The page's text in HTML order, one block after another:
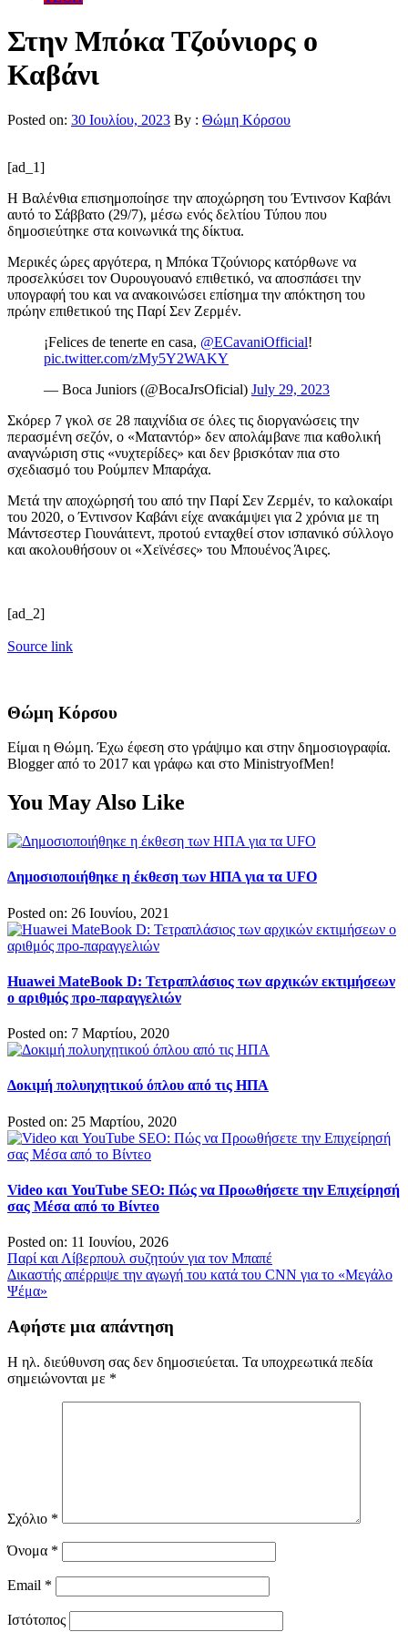
Στην Μπόκα Τζούνιορς ο
Καβάνι
Posted on: 30 Ιουλίου, 2023 By : Θώμη Κόρσου
[ad_1]
Η Βαλένθια επισημοποίησε την αποχώρηση του Έντινσον Καβάνι
αυτό το Σάββατο (29/7), μέσω ενός δελτίου Τύπου που
δημοσιεύτηκε στα κοινωνικά της δίκτυα.
Μερικές ώρες αργότερα, η Μπόκα Τζούνιορς κατόρθωνε να
προσελκύσει τον Ουρουγουανό επιθετικό, να αποσπάσει την
υπογραφή του και να ανακοινώσει επίσημα την απόκτηση του
πρώην επιθετικού της Παρί Σεν Ζερμέν.
¡Felices de tenerte en casa, @ECavaniOfficial!
pic.twitter.com/zMy5Y2WAKY
— Boca Juniors (@BocaJrsOficial) July 29, 2023
Σκόρερ 7 γκολ σε 28 παιχνίδια σε όλες τις διοργανώσεις την
περασμένη σεζόν, ο «Ματαντόρ» δεν απολάμβανε πια καθολική
αναγνώριση στις «νυχτερίδες» και δεν βρισκόταν πια στο
σχεδιασμό του Ρούμπεν Μπαράχα.
Μετά την αποχώρησή του από την Παρί Σεν Ζερμέν, το καλοκαίρι
του 2020, ο Έντινσον Καβάνι είχε ανακάμψει για 2 χρόνια με τη
Μάντσεστερ Γιουνάιτεντ, προτού ενταχθεί στον ισπανικό σύλλογο
και ακολουθήσουν οι «Χεϊνέσες» του Μπουένος Άιρες.
[ad_2]
Source link
Θώμη Κόρσου
Είμαι η Θώμη. Έχω έφεση στο γράψιμο και στην δημοσιογραφία.
Blogger από το 2017 και γράφω και στο MinistryofMen!
You May Also Like
Δημοσιοποιήθηκε η έκθεση των ΗΠΑ για τα UFO
Posted on: 26 Ιουνίου, 2021
Huawei MateBook D: Τετραπλάσιος των αρχικών εκτιμήσεων
ο αριθμός προ-παραγγελιών
Posted on: 7 Μαρτίου, 2020
Δοκιμή πολυηχητικού όπλου από τις ΗΠΑ
Posted on: 25 Μαρτίου, 2020
Video και YouTube SEO: Πώς να Προωθήσετε την Επιχείρησή
σας Μέσα από το Βίντεο
Posted on: 11 Ιουνίου, 2026
Πλοήγηση
άρθρων
Παρί και Λίβερπουλ συζητούν για τον Μπαπέ
Δικαστής απέρριψε την αγωγή του κατά του CNN για το «Μεγάλο
Ψέμα»
Αφήστε μια απάντηση
Η ηλ. διεύθυνση σας δεν δημοσιεύεται. Τα υποχρεωτικά πεδία
σημειώνονται με *
Σχόλιο *
Όνομα *
Email *
Ιστότοπος